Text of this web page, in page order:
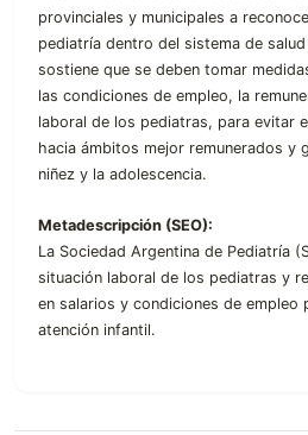
provinciales y municipales a
pediatría dentro del sistema de
sostiene que se deben tomar
las condiciones de empleo, la
laboral de los pediatras, para evitar
hacia ámbitos mejor remunerados y
niñez y la adolescencia.
Metadescripción (SEO):
La Sociedad Argentina de Pediatría
situación laboral de los pediatras y
en salarios y condiciones de empleo
atención infantil.